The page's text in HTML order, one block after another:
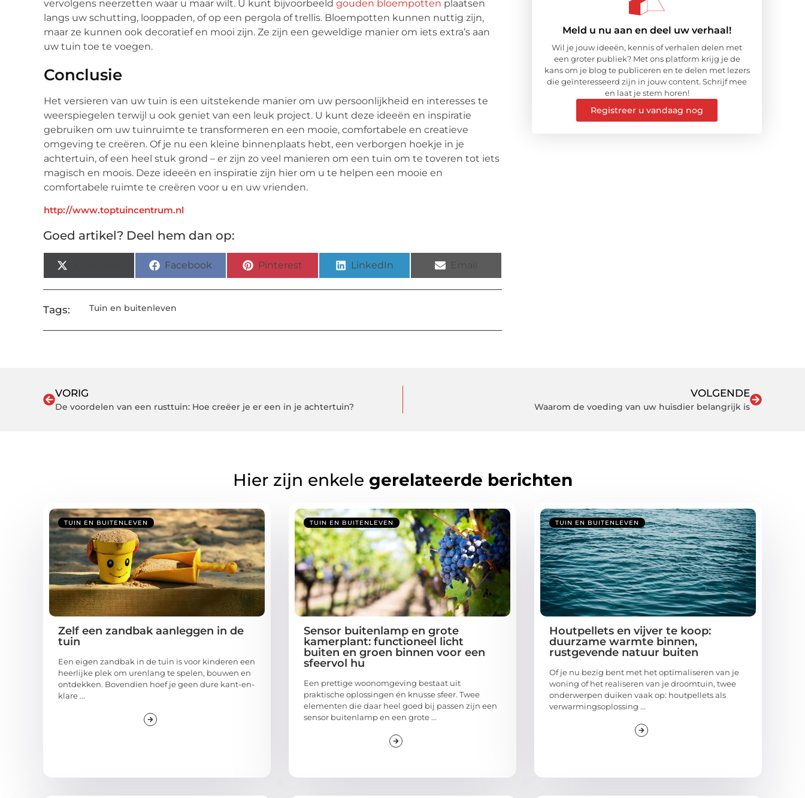
vervolgens neerzetten waar u maar wilt. U kunt bijvoorbeeld gouden bloempotten plaatsen
langs uw schutting, looppaden, of op een pergola of trellis. Bloempotten kunnen nuttig zijn,
maar ze kunnen ook decoratief en mooi zijn. Ze zijn een geweldige manier om iets extra’s aan
uw tuin toe te voegen.
Conclusie
Het versieren van uw tuin is een uitstekende manier om uw persoonlijkheid en interesses te
weerspiegelen terwijl u ook geniet van een leuk project. U kunt deze ideeën en inspiratie
gebruiken om uw tuinruimte te transformeren en een mooie, comfortabele en creatieve
omgeving te creëren. Of je nu een kleine binnenplaats hebt, een verborgen hoekje in je
achtertuin, of een heel stuk grond – er zijn zo veel manieren om een tuin om te toveren tot iets
magisch en moois. Deze ideeën en inspiratie zijn hier om u te helpen een mooie en
comfortabele ruimte te creëren voor u en uw vrienden.
http://www.toptuincentrum.nl
Goed artikel? Deel hem dan op:
Facebook Pinterest LinkedIn
Tags: Tuin en buitenleven
Meld u nu aan en deel uw verhaal!
Wil je jouw ideeën, kennis of verhalen delen met
een groter publiek? Met ons platform krijg je de
kans om je blog te publiceren en te delen met lezers
die geïnteresseerd zijn in jouw content. Schrijf mee
en laat je stem horen!
Registreer u vandaag nog
VORIG
De voordelen van een rusttuin: Hoe creëer je er een in je achtertuin?
VOLGENDE
Waarom de voeding van uw huisdier belangrijk is
Hier zijn enkele gerelateerde berichten
TUIN EN BUITENLEVEN
Zelf een zandbak aanleggen in de
tuin
Een eigen zandbak in de tuin is voor kinderen een
heerlijke plek om urenlang te spelen, bouwen en
ontdekken. Bovendien hoef je geen dure kant-en-
klare ...
TUIN EN BUITENLEVEN
Sensor buitenlamp en grote
kamerplant: functioneel licht
buiten en groen binnen voor een
sfeervol hu
Een prettige woonomgeving bestaat uit
praktische oplossingen én knusse sfeer. Twee
elementen die daar heel goed bij passen zijn een
sensor buitenlamp en een grote ...
TUIN EN BUITENLEVEN
Houtpellets en vijver te koop:
duurzame warmte binnen,
rustgevende natuur buiten
Of je nu bezig bent met het optimaliseren van je
woning of het realiseren van je droomtuin, twee
onderwerpen duiken vaak op: houtpellets als
verwarmingsoplossing ...